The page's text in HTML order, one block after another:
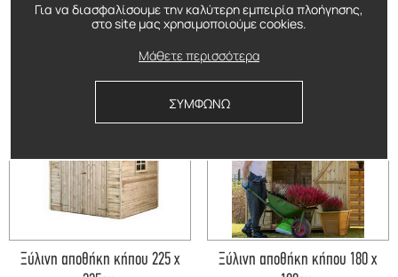
Για να διασφαλίσουμε την καλύτερη εμπειρία πλοήγησης,
στο site μας χρησιμοποιούμε cookies.
Μάθετε περισσότερα
ΣΥΜΦΩΝΩ
ΔΕΙΤΕ ΕΠΙΣΗΣ
Ξύλινη αποθήκη κήπου 225 x
Ξύλινη αποθήκη κήπου 180 x